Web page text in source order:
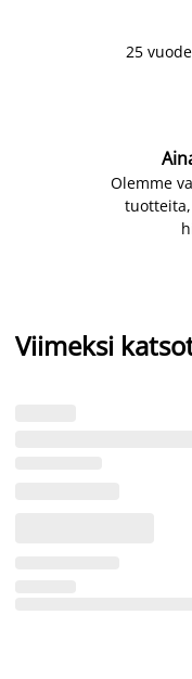
25
Olemme
Viimeksi